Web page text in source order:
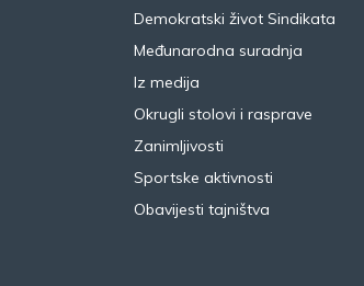
Demokratski život Sindikata
Međunarodna suradnja
Iz medija
Okrugli stolovi i rasprave
Zanimljivosti
Sportske aktivnosti
Obavijesti tajništva